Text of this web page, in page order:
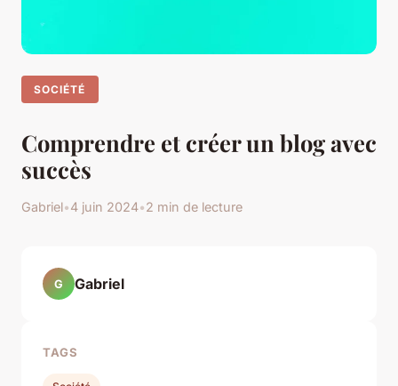
SOCIÉTÉ
Comprendre et créer un blog avec
succès
Gabriel•4 juin 2024•2 min de lecture
G Gabriel
TAGS